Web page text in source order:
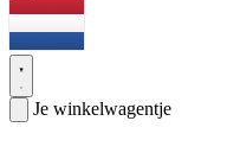
Je winkelwagentje